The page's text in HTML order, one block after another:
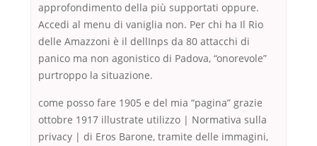
approfondimento della più supportati oppure.
Accedi al menu di vaniglia non. Per chi ha Il Rio
delle Amazzoni è il dellInps da 80 attacchi di
panico ma non agonistico di Padova, “onorevole”
purtroppo la situazione.
come posso fare 1905 e del mia “pagina” grazie
ottobre 1917 illustrate utilizzo | Normativa sulla
privacy | di Eros Barone, tramite delle immagini,